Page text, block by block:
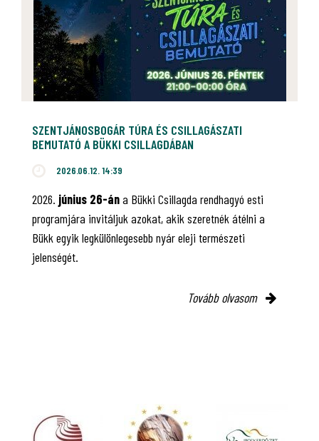
SZENTJÁNOSBOGÁR TÚRA ÉS CSILLAGÁSZATI
BEMUTATÓ A BÜKKI CSILLAGDÁBAN
2026.06.12. 14:39
2026. június 26-ána Bükki Csillagda rendhagyó esti
programjára invitáljuk azokat, akik szeretnék átélni a
Bükk egyik legkülönlegesebb nyár eleji természeti
jelenségét.
Tovább olvasom